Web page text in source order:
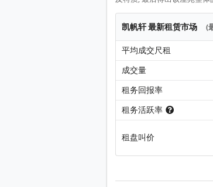
凯帆轩 最新租赁市场 (
平均成交尺租
成交量
租务回报率
租务活跃率
租盘叫价